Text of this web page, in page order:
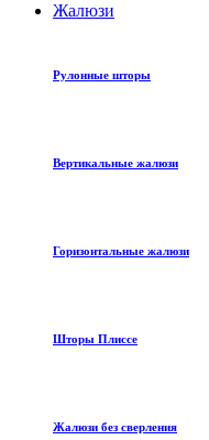
Жалюзи
Рулонные шторы
Вертикальные жалюзи
Горизонтальные жалюзи
Шторы Плиссе
Жалюзи без сверления